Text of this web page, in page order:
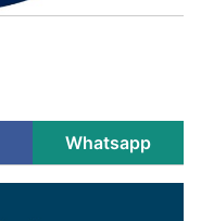
Whatsapp